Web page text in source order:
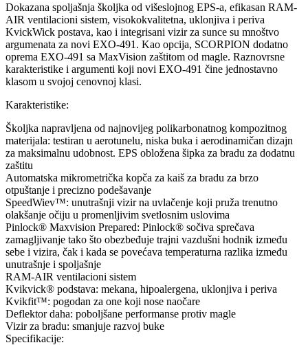
Dokazana spoljašnja školjka od višeslojnog EPS-a, efikasan RAM-
AIR ventilacioni sistem, visokokvalitetna, uklonjiva i periva
KvickWick postava, kao i integrisani vizir za sunce su mnoštvo
argumenata za novi EXO-491. Kao opcija, SCORPION dodatno
oprema EXO-491 sa MaxVision zaštitom od magle. Raznovrsne
karakteristike i argumenti koji novi EXO-491 čine jednostavno
klasom u svojoj cenovnoj klasi.
Karakteristike:
Školjka napravljena od najnovijeg polikarbonatnog kompozitnog
materijala: testiran u aerotunelu, niska buka i aerodinamičan dizajn
za maksimalnu udobnost. EPS obložena šipka za bradu za dodatnu
zaštitu
Automatska mikrometrička kopča za kaiš za bradu za brzo
otpuštanje i precizno podešavanje
SpeedWiev™: unutrašnji vizir na uvlačenje koji pruža trenutno
olakšanje očiju u promenljivim svetlosnim uslovima
Pinlock® Maxvision Prepared: Pinlock® sočiva sprečava
zamagljivanje tako što obezbeđuje trajni vazdušni hodnik između
sebe i vizira, čak i kada se povećava temperaturna razlika između
unutrašnje i spoljašnje
RAM-AIR ventilacioni sistem
Kvikvick® podstava: mekana, hipoalergena, uklonjiva i periva
Kvikfit™: pogodan za one koji nose naočare
Deflektor daha: poboljšane performanse protiv magle
Vizir za bradu: smanjuje razvoj buke
Specifikacije: